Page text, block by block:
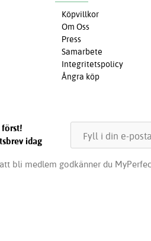
Köpvillkor
Om Oss
Press
Samarbete
Integritetspolicy
Ångra köp
först!
idag
bli medlem godkänner du